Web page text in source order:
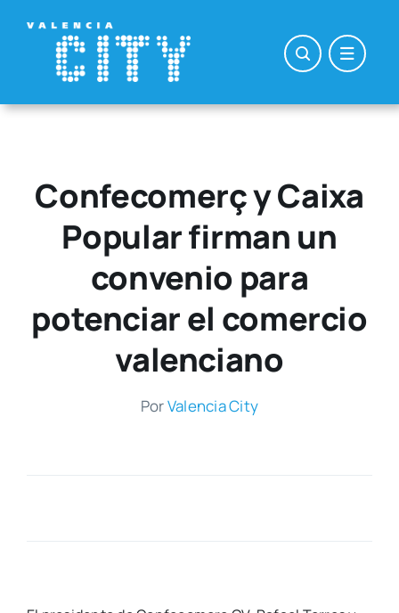
contenido
Confecomerç y Caixa
Popular firman un
convenio para
potenciar el comercio
valenciano
PorValen­cia City